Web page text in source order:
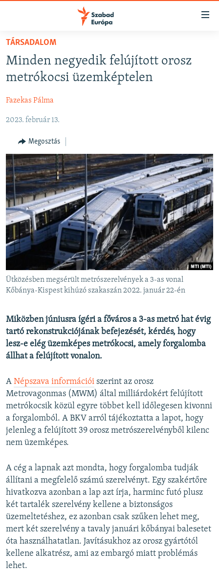
Akadálymentes
Ugrás
fő
oldalra
Ugrás
NAPIRENDEN
AKTUÁLIS
VIDEÓK
ELEMZŐ
NER15
SZABADON
TÁRSADALOM
DEMOKRÁCIA
A PÉNZ NYOMÁBAN
EURÓPAI UNIÓ
VILÁG
KLÍMAVÁLTOZÁS
A MÚLT TANULSÁGAI
Valamennyi RFE/RL weboldal
TÁRSADALOM
Minden negyedik felújított orosz
metrókocsi üzemképtelen
Fazekas Pálma
2023. február 13.
Megosztás
Ütközésben megsérült metrószerelvények a 3-as vonal
Kőbánya-Kispest kihúzó szakaszán 2022. január 22-én
Miközben júniusra ígéri a főváros a 3-as metró hat évig
tartó rekonstrukciójának befejezését, kérdés, hogy
lesz-e elég üzemképes metrókocsi, amely forgalomba
állhat a felújított vonalon.
A Népszava információi szerint az orosz
Metrovagonmas (MWM) által milliárdokért felújított
metrókocsik közül egyre többet kell időlegesen kivonni
a forgalomból. A BKV arról tájékoztatta a lapot, hogy
jelenleg a felújított 39 orosz metrószerelvényből kilenc
nem üzemképes.
A cég a lapnak azt mondta, hogy forgalomba tudják
állítani a megfelelő számú szerelvényt. Egy szakértőre
hivatkozva azonban a lap azt írja, harminc futó plusz
két tartalék szerelvény kellene a biztonságos
üzemeltetéshez, ez azonban csak szűken lehet meg,
mert két szerelvény a tavaly januári kőbányai balesetet
óta használhatatlan. Javításukhoz az orosz gyártótól
kellene alkatrész, ami az embargó miatt problémás
lehet.
FELIRATKOZÁS